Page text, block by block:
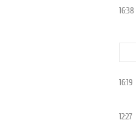
16:38
16:19
12:27